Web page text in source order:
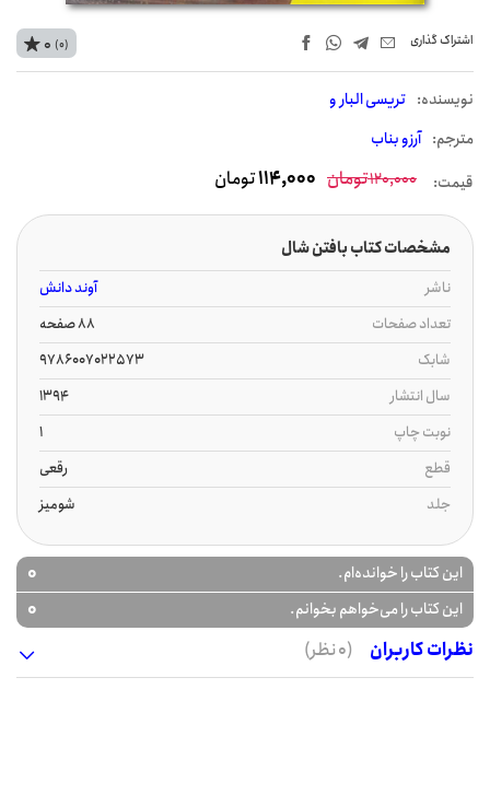
اشتراک‌ گذاری
نويسنده: تریسی البار و
مترجم: آرزو بناب
0 (0)
قیمت: 120,000تومان 114,000تومان
مشخصات کتاب بافتن شال
ناشر
آوند دانش
تعداد صفحات
88 صفحه
شابک
9786007022573
سال انتشار
1394
نوبت چاپ
1
قطع
رقعی
جلد
شومیز
این کتاب را خوانده‌ام. 0
این کتاب را می‌خواهم بخوانم.
0
نظرات کاربران
(0 نظر)